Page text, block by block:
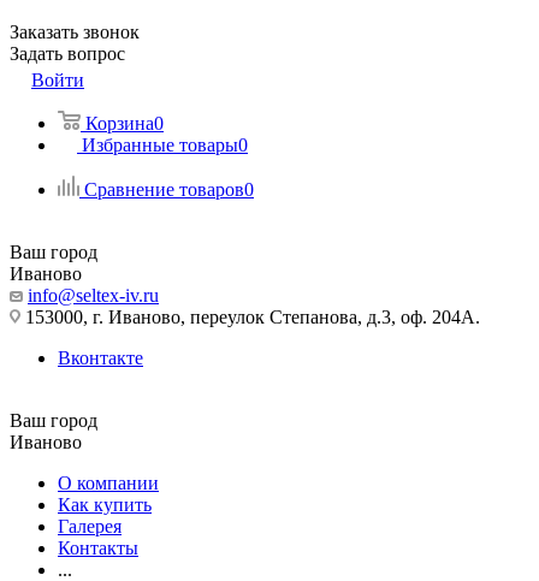
Заказать звонок
Задать вопрос
Войти
Корзина0
Избранные товары0
Сравнение товаров0
Ваш город
Иваново
info@seltex-iv.ru
153000, г. Иваново, переулок Степанова, д.3, оф. 204А.
Вконтакте
Ваш город
Иваново
О компании
Как купить
Галерея
Контакты
...